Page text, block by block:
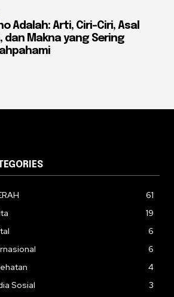
Adalah: Arti, Ciri-Ciri, Asal
dan Makna yang Sering
61
19
6
6
4
Sosial
3